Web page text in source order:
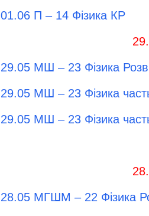
01.06 П – 14 Фізика КР
29.05 МШ – 23 Фізика
29.05 МШ – 23 Фізика
29.05 МШ – 23 Фізика
28.05 МГШМ – 22 Фізика